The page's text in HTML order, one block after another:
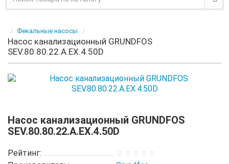
Фекальные насосы
Насос канализационный GRUNDFOS
SEV.80.80.22.A.EX.4.50D
Насос канализационный GRUNDFOS
SEV.80.80.22.A.EX.4.50D
Рейтинг: